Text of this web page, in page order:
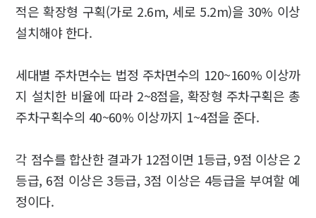
적은 확장형 구획(가로 2.6m, 세로 5.2m)을 30% 이상
설치해야 한다.
세대별 주차면수는 법정 주차면수의 120~160% 이상까
지 설치한 비율에 따라 2~8점을, 확장형 주차구획은 총
주차구획수의 40~60% 이상까지 1~4점을 준다.
각 점수를 합산한 결과가 12점이면 1등급, 9점 이상은 2
등급, 6점 이상은 3등급, 3점 이상은 4등급을 부여할 예
정이다.